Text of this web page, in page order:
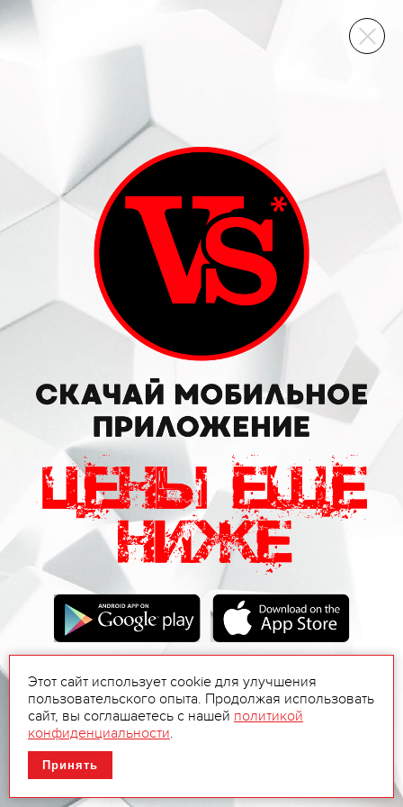
ВИННЫЙ СКЛАД
Этот сайт использует cookie для улучшения
пользовательского опыта. Продолжая использовать
сайт, вы соглашаетесь с нашей политикой
конфиденциальности.
Принять